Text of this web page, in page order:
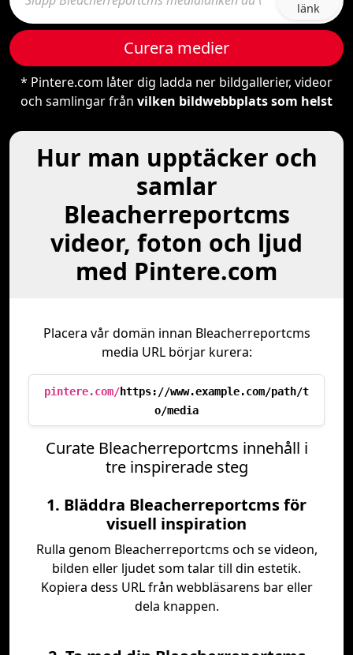
länk
Curera medier
* Pintere.com låter dig ladda ner bildgallerier, videor
och samlingar från vilken bildwebbplats som helst
Hur man upptäcker och
samlar
Bleacherreportcms
videor, foton och ljud
med Pintere.com
Placera vår domän innan Bleacherreportcms
media URL börjar kurera:
pintere.com/https://www.example.com/path/t
o/media
Curate Bleacherreportcms innehåll i
tre inspirerade steg
1. Bläddra Bleacherreportcms för
visuell inspiration
Rulla genom Bleacherreportcms och se videon,
bilden eller ljudet som talar till din estetik.
Kopiera dess URL från webbläsarens bar eller
dela knappen.